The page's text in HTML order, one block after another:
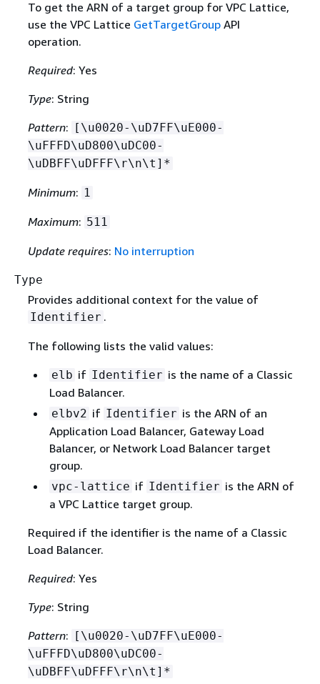
To get the ARN of a target group for VPC Lattice,
use the VPC Lattice GetTargetGroupAPI
operation.
Required: Yes
Type: String
Pattern: [\u0020-\uD7FF\uE000-
\uFFFD\uD800\uDC00-
\uDBFF\uDFFF\r\n\t]*
Minimum: 1
Maximum: 511
Update requires: No interruption
Type
Provides additional context for the value of
Identifier .
The following lists the valid values:
elb if Identifier is the name of a Classic
Load Balancer.
elbv2 if Identifier is the ARN of an
Application Load Balancer, Gateway Load
Balancer, or Network Load Balancer target
group.
vpc-lattice if Identifier is the ARN of
a VPC Lattice target group.
Required if the identifier is the name of a Classic
Load Balancer.
Required: Yes
Type: String
Pattern:
[\u0020-\uD7FF\uE000-
\uFFFD\uD800\uDC00-
\uDBFF\uDFFF\r\n\t]*